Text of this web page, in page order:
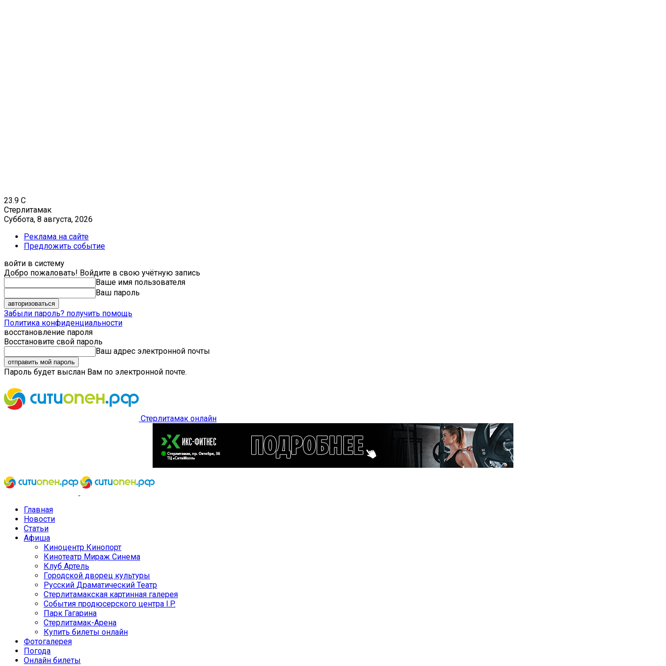
23.9 C
Стерлитамак
Суббота, 8 августа, 2026
Реклама на сайте
Предложить событие
войти в систему
Добро пожаловать! Войдите в свою учётную запись
Ваше имя пользователя
Ваш пароль
Забыли пароль? получить помощь
Политика конфиденциальности
восстановление пароля
Восстановите свой пароль
Ваш адрес электронной почты
Пароль будет выслан Вам по электронной почте.
Стерлитамак онлайн
Главная
Новости
Статьи
Афиша
Киноцентр Кинопорт
Кинотеатр Мираж Синема
Клуб Артель
Городской дворец культуры
Русский Драматический Театр
Стерлитамакская картинная галерея
События продюсерского центра I.P.
Парк Гагарина
Стерлитамак-Арена
Купить билеты онлайн
Фотогалерея
Погода
Онлайн билеты